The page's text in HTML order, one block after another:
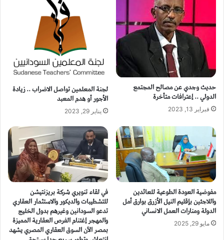
حديث وجدي عن مصالح المجتمع
الدولي .. إعترافات متأخرة
فبراير 13, 2023
لجنة المعلمين تواصل الاضراب .. زيادة
الأجور أو هدم المعبد
يناير 29, 2023
مفوضية العودة الطوعية للعائدين
واللاجئين بإقليم النيل الأزرق بوارق أمل
الدولة ومنارات العمل الانساني
مايو 29, 2025
في لقاء تنويري شركة بريزنتيشن
للتشطيبات والديكور والاستثمار العقاري
تدعو السودانين وغيرهم بدول الخليج
والمهجر إغتنام الفرص العقارية المميزة
بمصر الآن السوق العقاري المصري يشهد